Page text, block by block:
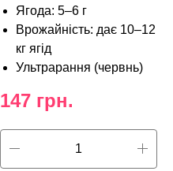
Ягода: 5–6 г
Врожайність: дає 10–12
кг ягід
Ультрарання (червнь)
147 грн.